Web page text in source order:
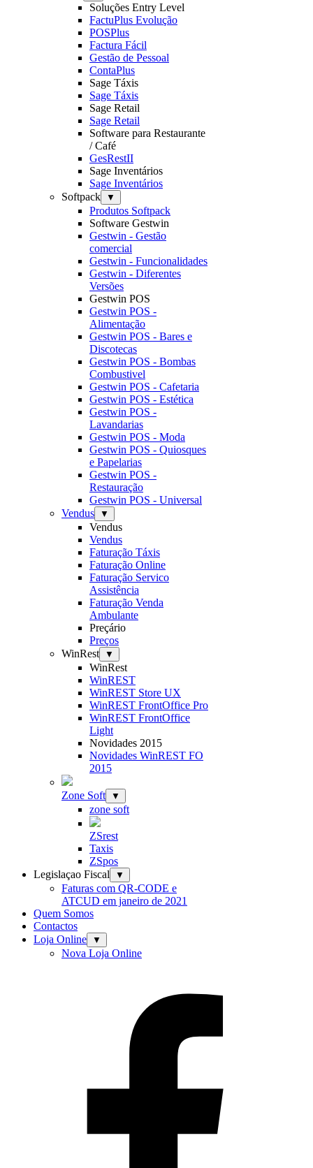
Soluções Entry Level
FactuPlus Evolução
POSPlus
Factura Fácil
Gestão de Pessoal
ContaPlus
Sage Táxis
Sage Táxis
Sage Retail
Sage Retail
Software para Restaurante
/ Café
GesRestII
Sage Inventários
Sage Inventários
Softpack
▼
Produtos Softpack
Software Gestwin
Gestwin - Gestão
comercial
Gestwin - Funcionalidades
Gestwin - Diferentes
Versões
Gestwin POS
Gestwin POS -
Alimentação
Gestwin POS - Bares e
Discotecas
Gestwin POS - Bombas
Combustivel
Gestwin POS - Cafetaria
Gestwin POS - Estética
Gestwin POS -
Lavandarias
Gestwin POS - Moda
Gestwin POS - Quiosques
e Papelarias
Gestwin POS -
Restauração
Gestwin POS - Universal
Vendus
▼
Vendus
Vendus
Faturação Táxis
Faturação Online
Faturação Servico
Assistência
Faturação Venda
Ambulante
Preçário
Preços
WinRest
▼
WinRest
WinREST
WinREST Store UX
WinREST FrontOffice Pro
WinREST FrontOffice
Light
Novidades 2015
Novidades WinREST FO
2015
Zone Soft ▼
zone soft
ZSrest
Taxis
ZSpos
Legislaçao Fiscal
▼
Faturas com QR-CODE e
ATCUD em janeiro de 2021
Quem Somos
Contactos
Loja Online
▼
Nova Loja Online